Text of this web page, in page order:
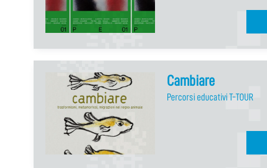
Cambiare
Percorsi educativi T-TOUR